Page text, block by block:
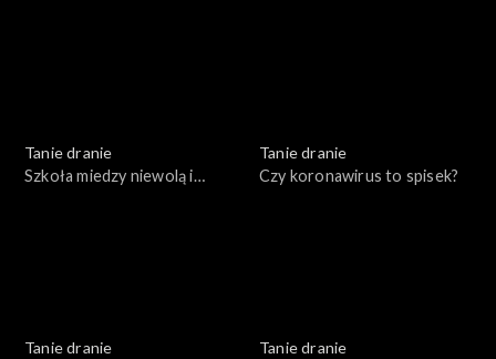
Tanie dranie
Szkoła miedzy niewolą i
Tanie dranie
Czy koronawirus to spisek?
Tanie dranie
Tanie dranie